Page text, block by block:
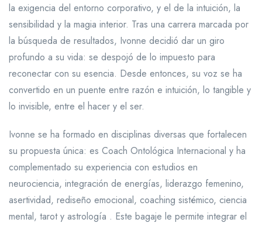
la exigencia del entorno corporativo, y el de la intuición, la
sensibilidad y la magia interior. Tras una carrera marcada por
la búsqueda de resultados, Ivonne decidió dar un giro
profundo a su vida: se despojó de lo impuesto para
reconectar con su esencia. Desde entonces, su voz se ha
convertido en un puente entre razón e intuición, lo tangible y
lo invisible, entre el hacer y el ser.
Ivonne se ha formado en disciplinas diversas que fortalecen
su propuesta única: es Coach Ontológica Internacional y ha
complementado su experiencia con estudios en
neurociencia, integración de energías, liderazgo femenino,
asertividad, rediseño emocional, coaching sistémico, ciencia
mental, tarot y astrología . Este bagaje le permite integrar el